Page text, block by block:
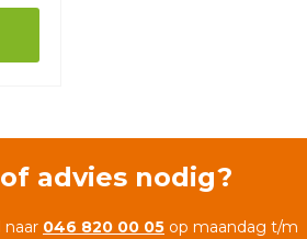
advies nodig?
naar 046 820 00 05 op maandag t/m